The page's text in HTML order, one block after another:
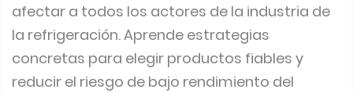
afectar a todos los actores de la industria de
la refrigeración. Aprende estrategias
concretas para elegir productos fiables y
reducir el riesgo de bajo rendimiento del